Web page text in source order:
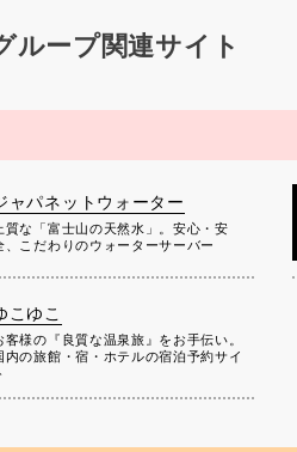
ループ関連サイト
ャパネットウォーター
質な「富士山の天然水」。安心・安
、こだわりのウォーターサーバー
こゆこ
客様の『良質な温泉旅』をお手伝い。
内の旅館・宿・ホテルの宿泊予約サイ